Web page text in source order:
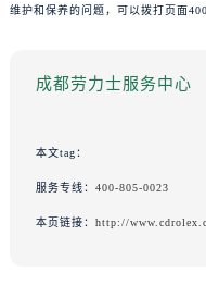
维护和保养的问题，可以拨打页面
成都劳力士服务中心
本文tag：
服务专线： 400-805-0023
本页链接： http://